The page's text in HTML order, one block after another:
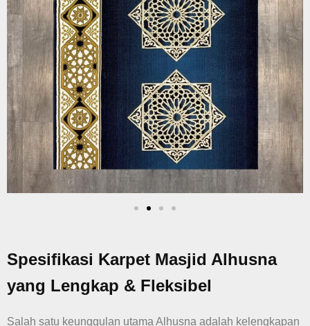
Spesifikasi Karpet Masjid Alhusna
yang Lengkap & Fleksibel
Salah satu keunggulan utama Alhusna adalah kelengkapan